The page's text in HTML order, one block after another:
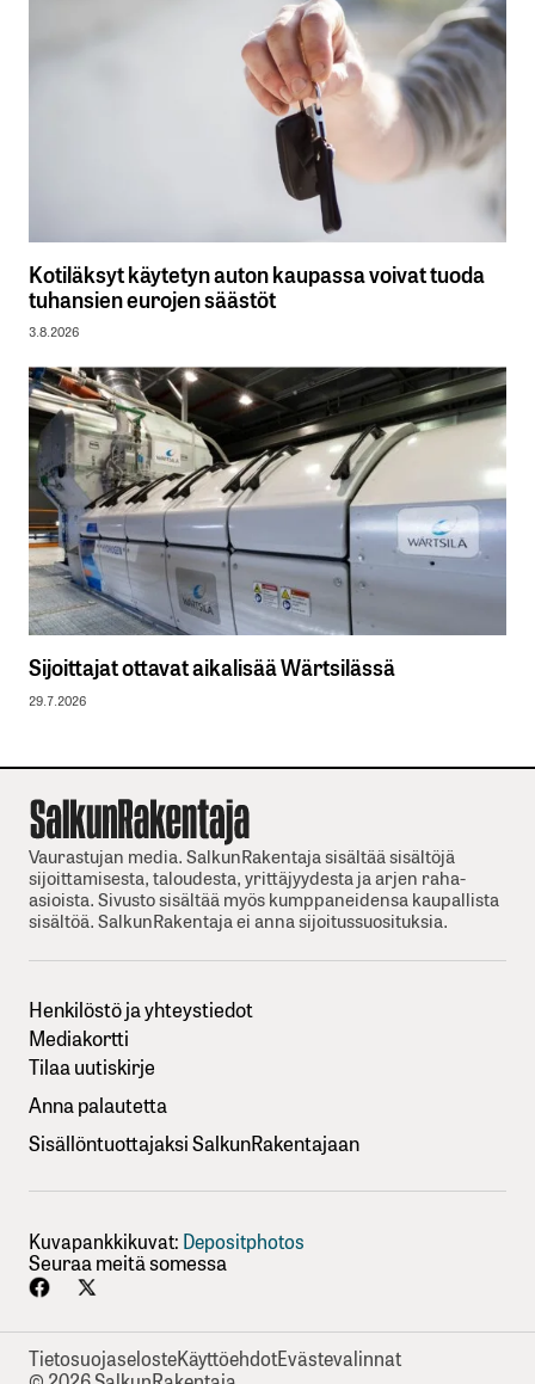
Kotiläksyt käytetyn auton kaupassa voivat tuoda
tuhansien eurojen säästöt
3.8.2026
Sijoittajat ottavat aikalisää Wärtsilässä
29.7.2026
Vaurastujan media. SalkunRakentaja sisältää sisältöjä
sijoittamisesta, taloudesta, yrittäjyydesta ja arjen raha-
asioista. Sivusto sisältää myös kumppaneidensa kaupallista
sisältöä. SalkunRakentaja ei anna sijoitussuosituksia.
Henkilöstö ja yhteystiedot
Mediakortti
Tilaa uutiskirje
Anna palautetta
Sisällöntuottajaksi SalkunRakentajaan
Kuvapankkikuvat: Depositphotos
Seuraa meitä somessa
TietosuojaselosteKäyttöehdotEvästevalinnat